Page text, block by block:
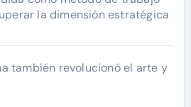
la dimensión estratégica
también revolucionó el arte y